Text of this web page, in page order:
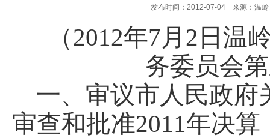
发布时间：2012-07-04 来源：温
（2012年7月 2 日温
务委员会
一、审议市人民政府
审查和批准2011年决算